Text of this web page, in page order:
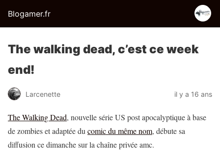
Blogamer.fr
The walking dead, c’est ce week
end!
Larcenette il y a 16 ans
The Walking Dead, nouvelle série US post apocalyptique à base
de zombies et adaptée du comic du même nom, débute sa
diffusion ce dimanche sur la chaîne privée amc.